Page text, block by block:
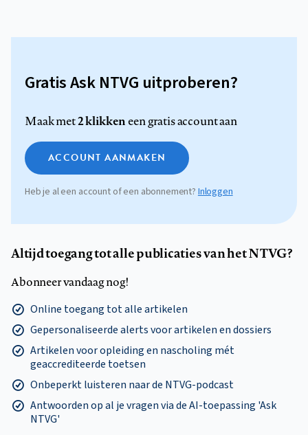
Gratis Ask NTVG uitproberen?
Maak met2 klikkeneen gratis account aan
ACCOUNT AANMAKEN
Heb je al een account of een abonnement?Inloggen
Altijd toegang tot alle publicaties van het NTVG?
Abonneer vandaag nog!
Online toegang tot alle artikelen
Gepersonaliseerde alerts voor artikelen en dossiers
Artikelen voor opleiding en nascholing mét
geaccrediteerde toetsen
Onbeperkt luisteren naar de NTVG-podcast
Antwoorden op al je vragen via de AI-toepassing 'Ask
NTVG'